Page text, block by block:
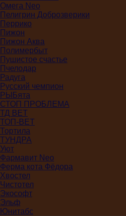
Омега Neo
Пелигрин Доброзверики
Перрико
Пижон
Пижон Аква
Полимербыт
Пушистое счастье
Пчелодар
Радуга
Русский чемпион
РЫБята
СТОП ПРОБЛЕМА
ТД ВЕТ
ТОП-ВЕТ
Тортила
ТУНДРА
Уют
Фармавит Neo
Ферма кота Фёдора
Хвостел
Чистотел
Экософт
Эльф
Юнитабс